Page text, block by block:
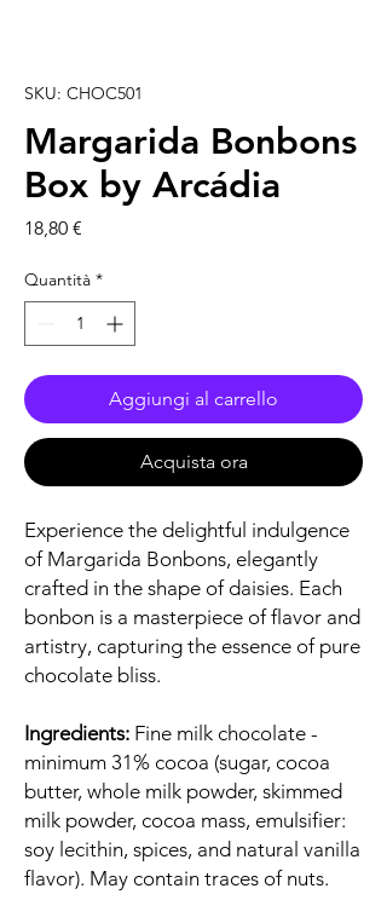
SKU: CHOC501
Margarida Bonbons
Box by Arcádia
18,80 €
Quantità *
Aggiungi al carrello
Acquista ora
Experience the delightful indulgence
of Margarida Bonbons, elegantly
crafted in the shape of daisies. Each
bonbon is a masterpiece of flavor and
artistry, capturing the essence of pure
chocolate bliss.
Ingredients: Fine milk chocolate -
minimum 31% cocoa (sugar, cocoa
butter, whole milk powder, skimmed
milk powder, cocoa mass, emulsifier:
soy lecithin, spices, and natural vanilla
flavor). May contain traces of nuts.